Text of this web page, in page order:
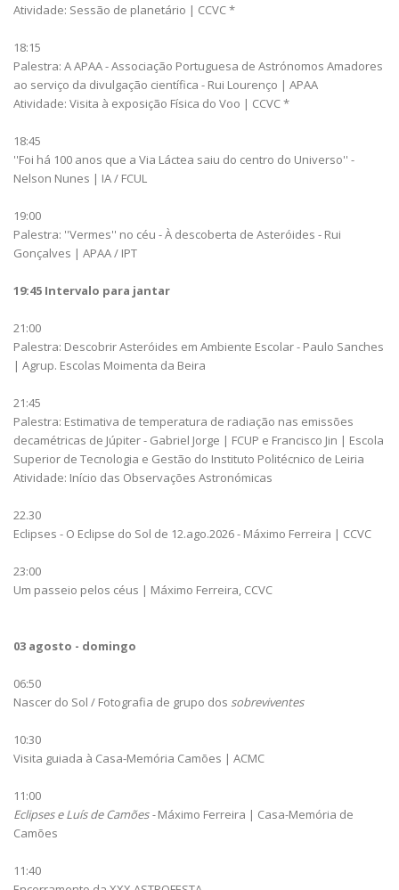
Atividade: Sessão de planetário | CCVC *
18:15
Palestra: A APAA - Associação Portuguesa de Astrónomos Amadores
ao serviço da divulgação científica - Rui Lourenço | APAA
Atividade: Visita à exposição Física do Voo | CCVC *
18:45
''Foi há 100 anos que a Via Láctea saiu do centro do Universo'' -
Nelson Nunes | IA / FCUL
19:00
Palestra: ''Vermes'' no céu - À descoberta de Asteróides - Rui
Gonçalves | APAA / IPT
19:45 Intervalo para jantar
21:00
Palestra: Descobrir Asteróides em Ambiente Escolar - Paulo Sanches
| Agrup. Escolas Moimenta da Beira
21:45
Palestra: Estimativa de temperatura de radiação nas emissões
decamétricas de Júpiter - Gabriel Jorge | FCUP e Francisco Jin | Escola
Superior de Tecnologia e Gestão do Instituto Politécnico de Leiria
Atividade: Início das Observações Astronómicas
22.30
Eclipses - O Eclipse do Sol de 12.ago.2026 - Máximo Ferreira | CCVC
23:00
Um passeio pelos céus | Máximo Ferreira, CCVC
03 agosto - domingo
06:50
Nascer do Sol / Fotografia de grupo dos sobreviventes
10:30
Visita guiada à Casa-Memória Camões | ACMC
11:00
Eclipses e Luís de Camões -Máximo Ferreira | Casa-Memória de
Camões
11:40